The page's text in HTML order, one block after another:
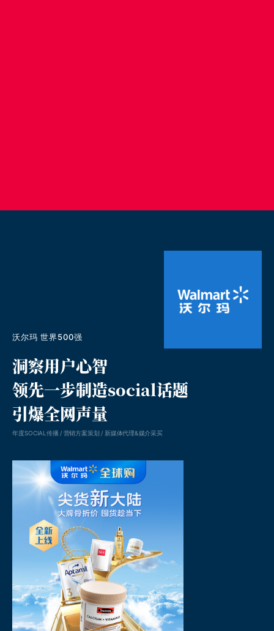
沃尔玛 世界500强
洞察用户心智
领先一步制造social话题
引爆全网声量
年度SOCIAL传播 / 营销方案策划 / 新媒体代理&媒介采买